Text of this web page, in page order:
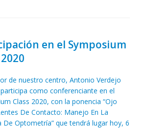
en el Symposium
de nuestro centro, Antonio Verdejo
como conferenciante en el
Class 2020, con la ponencia “Ojo
De Contacto: Manejo En La
De Optometría” que tendrá lugar hoy, 6